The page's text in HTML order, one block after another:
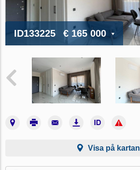
ID133225 € 165 000
Visa på kartan